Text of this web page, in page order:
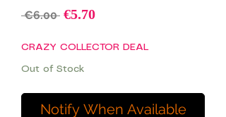
€6.00 Regular
€5.70Sale
CRAZY COLLECTOR DEAL
Out of Stock
Notify When Available